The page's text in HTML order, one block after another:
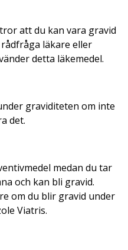
att du kan vara gravid
läkare eller
detta läkemedel.
graviditeten om inte
det.
medan du tar
och kan bli gravid.
om du blir gravid under
Viatris.